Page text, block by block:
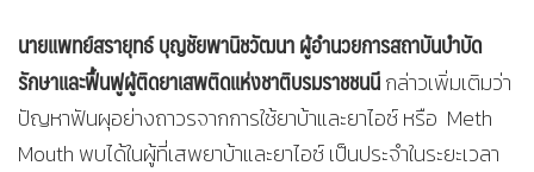
นายแพทย์สรายุทธ์ บุญชัยพานิชวัฒนา ผู้อำนวยการสถาบันบำบัด
รักษาและฟื้นฟูผู้ติดยาเสพติดแห่งชาติบรมราชชนนีกล่าวเพิ่มเติมว่า
ปัญหาฟันผุอย่างถาวรจากการใช้ยาบ้าและยาไอซ์ หรือ Meth
Mouth พบได้ในผู้ที่เสพยาบ้าและยาไอซ์ เป็นประจำในระยะเวลา